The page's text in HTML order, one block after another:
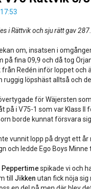
i Rättvik och sju rätt gav
om, insatsen i
på fina 09,9 och då tog
Redén inför loppet
ruggig löpshäst alltså och
för Wäjersten
på i V75-1 som var Klass
borde kunnat försvara
vunnit lopp på drygt ett
och ledde Ego Boys
Peppertimespikade vi och
till Jikken utan fick nöja sig